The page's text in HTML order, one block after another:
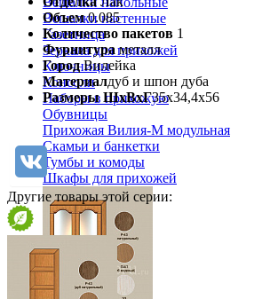
Вешалки настенные
Газетница
Зеркала для прихожей
Ключницы
Консоли
Наборы в прихожую
Обувницы
Прихожая Вилия-М модульная
Скамьи и банкетки
Тумбы и комоды
Шкафы для прихожей
Объем 0.085
Количество пакетов 1
Фурнитура металл
Город Вилейка
Материалдуб и шпон дуба
Размеры ШхВхГ35х34,4х56
Другие товары этой серии: